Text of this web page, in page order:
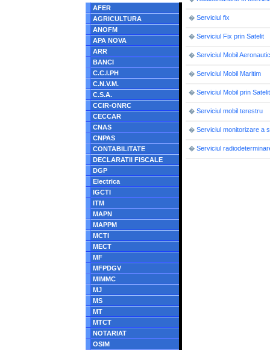
AFER
AGRICULTURA
ANOFM
APA NOVA
ARR
BANCI
C.C.I.PH
C.N.V.M.
C.S.A.
CCIR-ONRC
CECCAR
CNAS
CNPAS
CONTABILITATE
DECLARATII FISCALE
DGP
Electrica
IGCTI
ITM
MAPN
MAPPM
MCTI
MECT
MF
MFPDGV
MIMMC
MJ
MS
MT
MTCT
NOTARIAT
OSIM
� Serviciul fix
� Serviciul Fix prin Satelit
� Serviciul Mobil Aeronautic
� Serviciul Mobil Maritim
� Serviciul Mobil prin Satelit
� Serviciul mobil terestru
� Serviciul monitorizare a
� Serviciul